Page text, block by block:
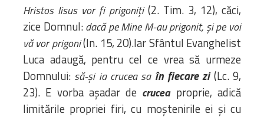
Hristos Iisus vor fi prigoniți(2. Tim. 3, 12), căci,
zice Domnul:dacă pe Mine M-au prigonit, și pe voi
vă vor prigoni(In. 15, 20).Iar Sfântul Evanghelist
Luca adaugă, pentru cel ce vrea să urmeze
Domnului: să-și ia crucea sa în fiecare zi(Lc. 9,
23). E vorba așadar de cruceaproprie, adică
limitările propriei firi, cu moștenirile ei și cu